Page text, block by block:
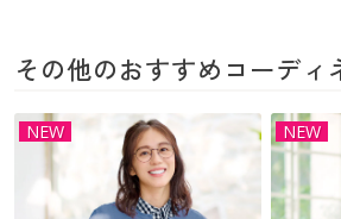
その他のおすすめコーディ
NEW NEW